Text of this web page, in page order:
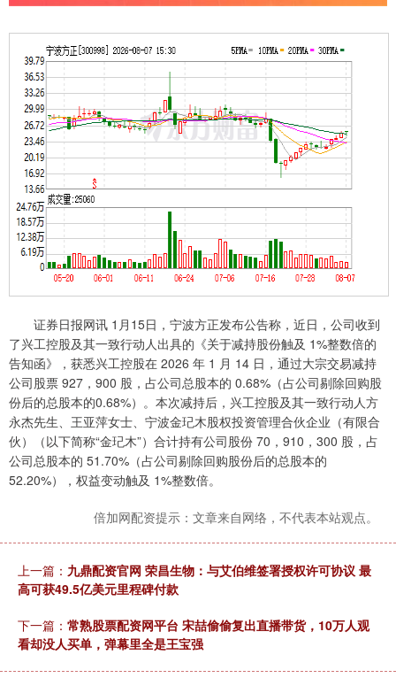
证券日报网讯 1月15日，宁波方正发布公告称，近日，公司收到
了兴工控股及其一致行动人出具的《关于减持股份触及 1%整数倍的
告知函》，获悉兴工控股在 2026 年 1 月 14 日，通过大宗交易减持
公司股票 927，900 股，占公司总股本的 0.68%（占公司剔除回购股
份后的总股本的0.68%）。本次减持后，兴工控股及其一致行动人方
永杰先生、王亚萍女士、宁波金玘木股权投资管理合伙企业（有限合
伙）（以下简称“金玘木”）合计持有公司股份 70，910，300 股，占
公司总股本的 51.70%（占公司剔除回购股份后的总股本的
52.20%），权益变动触及 1%整数倍。
倍加网配资提示：文章来自网络，不代表本站观点。
上一篇： 九鼎配资官网 荣昌生物：与艾伯维签署授权许可协议 最
高可获49.5亿美元里程碑付款
下一篇： 常熟股票配资网平台 宋喆偷偷复出直播带货，10万人观
看却没人买单，弹幕里全是王宝强